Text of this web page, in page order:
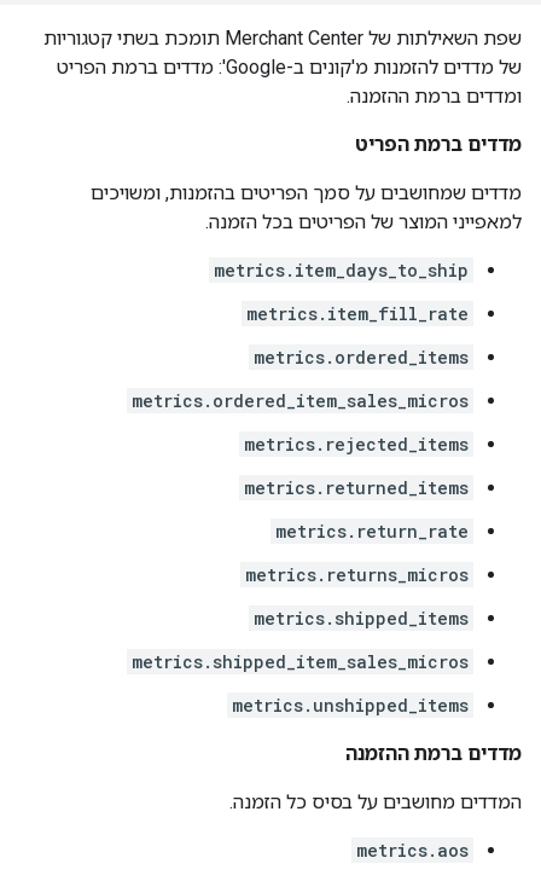
שפת השאילתות של Merchant Center תומכת בשתי קטגוריות
של מדדים להזמנות מ'קונים ב-Google': מדדים ברמת הפריט
ומדדים ברמת ההזמנה.
מדדים ברמת הפריט
מדדים שמחושבים על סמך הפריטים בהזמנות, ומשויכים
למאפייני המוצר של הפריטים בכל הזמנה.
metrics.item_days_to_ship
metrics.item_fill_rate
metrics.ordered_items
metrics.ordered_item_sales_micros
metrics.rejected_items
metrics.returned_items
metrics.return_rate
metrics.returns_micros
metrics.shipped_items
metrics.shipped_item_sales_micros
metrics.unshipped_items
מדדים ברמת ההזמנה
המדדים מחושבים על בסיס כל הזמנה.
metrics.aos